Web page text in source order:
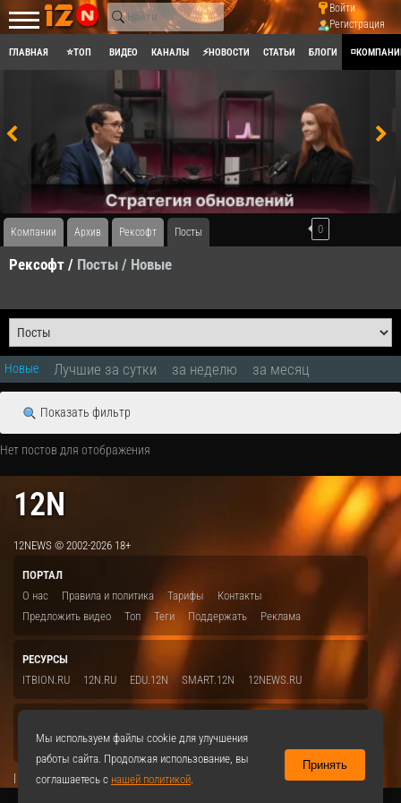
Войти
Регистрация
ГЛАВНАЯ ⭐ТОП ВИДЕО КАНАЛЫ ⚡НОВОСТИ СТАТЬИ БЛОГИ
Компании Архив Рексофт Посты
Рексофт / Посты / Новые
0
Новые Лучшие за сутки за неделю за месяц
Показать фильтр
Нет постов для отображения
12N
12NEWS © 2002-2026 18+
ПОРТАЛ
О нас
Правила и политика Тарифы
Контакты
Предложить видео
Топ Теги Поддержать Реклама
РЕСУРСЫ
ITBION.RU
12N.RU EDU.12N SMART.12N 12NEWS.RU
VKontakte
|
Мы используем файлы cookie для улучшения
работы сайта. Продолжая использование, вы
соглашаетесь с нашей политикой.
Принять